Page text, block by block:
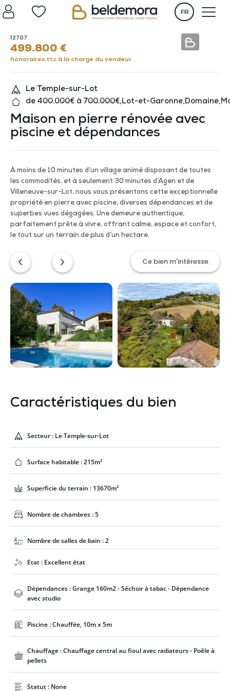
FR
Le Temple-sur-Lot
de 400.000€ à 700.000€, Lot-et-Garonne, Domaine,
Maison en pierre rénovée avec
piscine et dépendances
À moins de 10 minutes d’un village animé disposant de toutes
les commodités, et à seulement 30 minutes d’Agen et de
Villeneuve-sur-Lot, nous vous présentons cette exceptionnelle
propriété en pierre avec piscine, diverses dépendances et de
superbes vues dégagées. Une demeure authentique,
parfaitement prête à vivre, offrant calme, espace et confort,
le tout sur un terrain de plus d’un hectare.
Ce bien m'intéresse
12707
499.800 €
honoraires ttc à la charge du vendeur
Caractéristiques du bien
Secteur : Le Temple-sur-Lot
Surface habitable : 215m²
Superficie du terrain : 13670m²
Nombre de chambres : 5
Nombre de salles de bain : 2
Etat : Excellent état
Dépendances : Grange 160m2 - Séchoir à tabac - Dépendance
avec studio
Piscine : Chauffée, 10m x 5m
Chauffage : Chauffage central au fioul avec radiateurs - Poêle à
pellets
Statut : None